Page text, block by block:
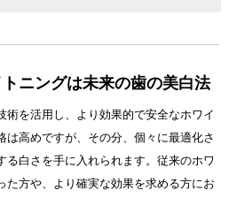
ニングは未来の歯の美白法
術を活用し、より効果的で安全なホワイ
は高めですが、その分、個々に最適化さ
る白さを手に入れられます。従来のホワ
た方や、より確実な効果を求める方にお